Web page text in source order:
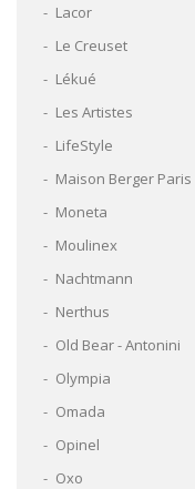
Lacor
Le Creuset
Lékué
Les Artistes
LifeStyle
Maison Berger Paris
Moneta
Moulinex
Nachtmann
Nerthus
Old Bear - Antonini
Olympia
Omada
Opinel
Oxo